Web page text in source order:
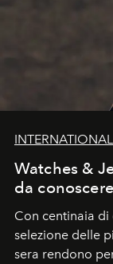
Watches &
da conoscere
Con centinaia
selezione delle
sera rendono